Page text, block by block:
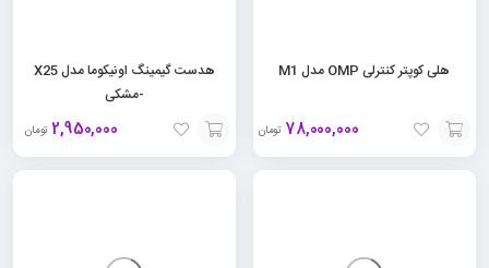
هلی کوپتر کنترلی OMP مدل M1
78,000,000 تومان
افزودن
هدست گیمینگ اونیکوما مدل X25
-مشکی
2,950,000 تومان
افزودن